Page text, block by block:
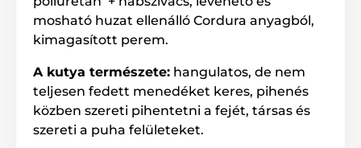
A fekhely leginkább a közepes és nagytestű
kutyafajták számára ajánlott. A megfelelő méret
mosható huzat ellenálló Cordura anyagból,
kimagasított perem.
A kutya természete: hangulatos, de nem
teljesen fedett menedéket keres, pihenés
közben szereti pihentetni a fejét, társas és
szereti a puha felületeket.